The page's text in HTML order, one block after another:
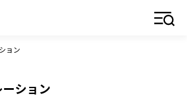
ョン
ション